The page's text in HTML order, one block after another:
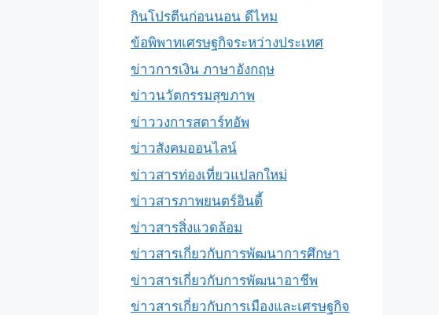
กินโปรตีนก่อนนอน ดีไหม
ข้อพิพาทเศรษฐกิจระหว่างประเทศ
ข่าวการเงิน ภาษาอังกฤษ
ข่าวนวัตกรรมสุขภาพ
ข่าววงการสตาร์ทอัพ
ข่าวสังคมออนไลน์
ข่าวสารท่องเที่ยวแปลกใหม่
ข่าวสารภาพยนตร์อินดี้
ข่าวสารสิ่งแวดล้อม
ข่าวสารเกี่ยวกับการพัฒนาการศึกษา
ข่าวสารเกี่ยวกับการพัฒนาอาชีพ
ข่าวสารเกี่ยวกับการเมืองและเศรษฐกิจ